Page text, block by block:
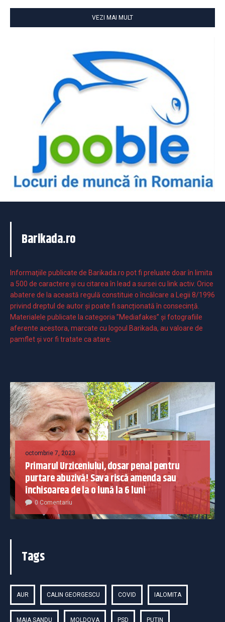
VEZI MAI MULT
Barikada.ro
Informaţiile publicate de Barikada.ro pot fi preluate doar în limita
a 500 de caractere şi cu citarea în lead a sursei cu link activ. Orice
abatere de la această regulă constituie o încălcare a Legii 8/1996
privind dreptul de autor și poate fi sancționată în consecință.
Materialele publicate la categoria ”Mediafakes” și fotografiile
aferente acestora, marcate cu logoul Barikada, au valoare de
pamflet și vor fi tratate ca atare.
octombrie 7, 2023
Primarul Urziceniului, dosar penal pentru
purtare abuzivă! Sava riscă amenda sau
închisoarea de la o lună la 6 luni
0 Comentariu
Tags
AUR CALIN GEORGESCU COVID IALOMITA
MAIA SANDU MOLDOVA PSD PUTIN